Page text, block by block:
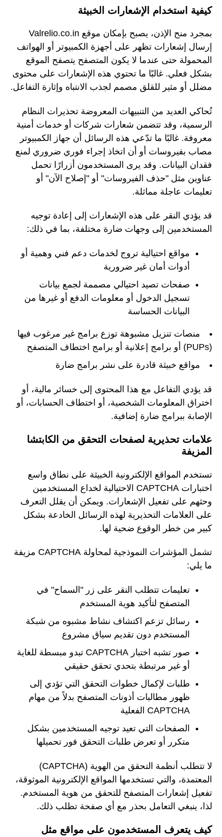
كيفية استخدام الإشعارات الخبيثة
بمجرد منح الإذن، يصبح بإمكان موقع Valrelio.co.in
إرسال إشعارات تظهر على أجهزة الكمبيوتر أو الهواتف
المحمولة حتى عندما لا يكون المتصفح يتصفح الموقع
بشكل فعلي. غالبًا ما تحتوي هذه الإشعارات على محتوى
مضلل أو مثير للقلق مصمم لجذب الانتباه وإثارة التفاعل.
تُحاكي العديد من التنبيهات المعروضة تحذيرات النظام
الرسمية، وقد تتضمن شعارات شركات أو خدمات أمنية
معروفة. غالبًا ما تدّعي هذه الرسائل أن جهاز الكمبيوتر
مصاب بفيروسات أو أن اتخاذ إجراء فوري ضروري لمنع
فقدان البيانات. وقد يرى المستخدمون أزرارًا تحمل
عناوين مثل "حذف الفيروسات" أو "إصلاح الآن" أو
تعليمات عاجلة مماثلة.
قد يؤدي النقر على هذه الإشعارات إلى إعادة توجيه
المستخدمين إلى وجهات ضارة مختلفة، بما في ذلك:
مواقع احتيالية تروج لخدمات دعم فني وهمية أو
أدوات أمان غير ضرورية
صفحات تصيد احتيالي مصممة لجمع بيانات
تسجيل الدخول أو معلومات الدفع أو غيرها من
البيانات الحساسة
منصات تنزيل مشبوهة توزع برامج غير مرغوب فيها
(PUPs) أو برامج إعلانية أو برامج اختطاف المتصفح
مواقع خبيثة قادرة على نشر برامج ضارة
قد يؤدي التفاعل مع هذا المحتوى إلى خسائر مالية، أو
اختراق المعلومات الشخصية، أو اختطاف الحسابات، أو
الإصابة ببرامج ضارة إضافية.
علامات تحذيرية لصفحات التحقق من الكابتشا
المزيفة
تستخدم المواقع الإلكترونية الخبيثة على نطاق واسع
اختبارات CAPTCHA الاحتيالية لخداع المستخدمين
وحثهم على تفعيل الإشعارات. ويمكن أن يقلل التعرف
على العلامات التحذيرية لهذه الرسائل الخادعة بشكل
كبير من خطر الوقوع ضحية لها.
تشمل المؤشرات النموذجية لمحاولة CAPTCHA مزيفة
ما يلي:
تعليمات تتطلب النقر على زر "السماح" في
المتصفح لتأكيد هوية المستخدم
رسائل تزعم اكتشاف نشاط مشبوه من شبكة
المستخدم دون تقديم سياق مشروع
صور تشبه اختبار CAPTCHA تبدو مبسطة للغاية
أو غير مرتبطة بتحدي تحقق حقيقي
طلبات لإكمال خطوات التحقق التي تؤدي إلى
ظهور مطالبات أذونات المتصفح بدلاً من مهام
CAPTCHA الفعلية
الصفحات التي تعيد توجيه المستخدمين بشكل
متكرر أو تعرض طلبات التحقق فور تحميلها
لا تتطلب أنظمة التحقق من الهوية (CAPTCHA)
المعتمدة، والتي تستخدمها المواقع الإلكترونية الموثوقة،
تفعيل إشعارات المتصفح للتحقق من هوية المستخدم.
لذا، ينبغي التعامل بحذر مع أي صفحة تطلب ذلك.
كيف يتعرف المستخدمون على مواقع مثل